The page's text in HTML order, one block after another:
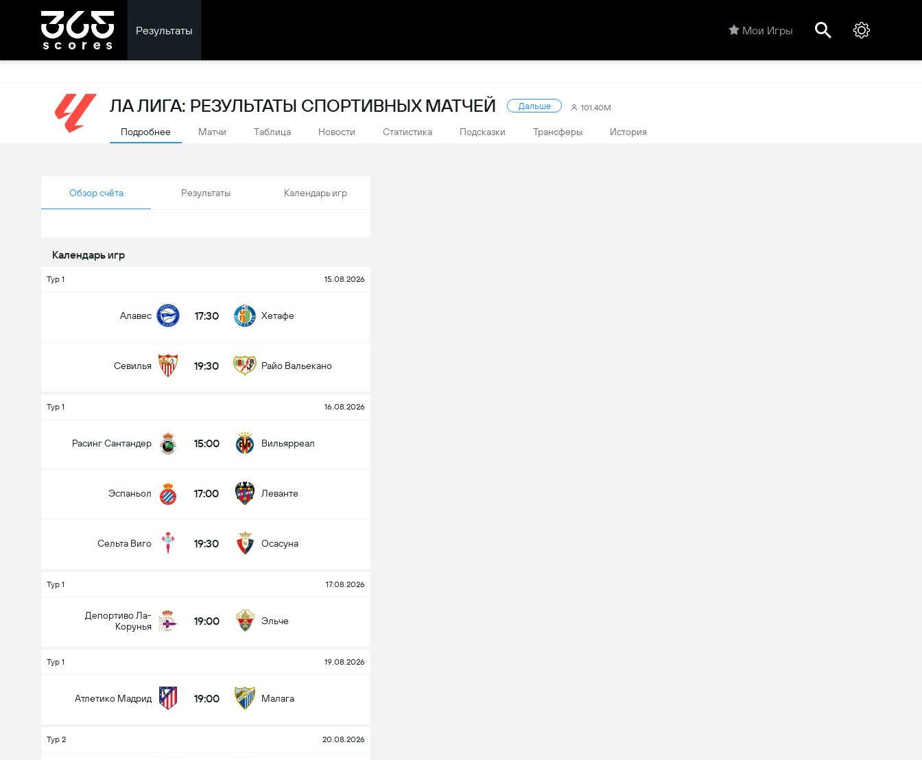
Результаты Мои Игры
ЛА ЛИГА: РЕЗУЛЬТАТЫ СПОРТИВНЫХ МАТЧЕЙ Дальше 101.40M
Подробнее Матчи Tаблица Новости Статистика Подсказки Трансферы История
Обзор счёта Результаты Календарь игр
Календарь игр
Тур 1 15.08.2026
Алавес 17:30 Хетафе
Севилья 19:30 Райо Вальекано
Тур 1 16.08.2026
Расинг Сантандер 15:00 Вильярреал
Эспаньол 17:00 Леванте
Сельта Виго 19:30 Осасуна
Тур 1 17.08.2026
Депортиво Ла-
Корунья
19:00 Эльче
Тур 1 19.08.2026
Атлетико Мадрид 19:00 Малага
Тур 2 20.08.2026